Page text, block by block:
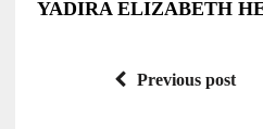
YADIRA ELIZABETH
Previous post